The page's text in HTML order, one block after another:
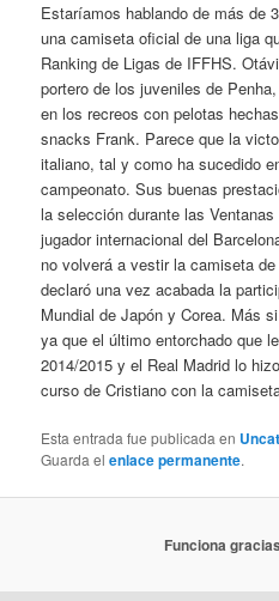
Estaríamos hablando de más de
una camiseta oficial de una liga
Ranking de Ligas de IFFHS.
portero de los juveniles de
en los recreos con pelotas
snacks Frank. Parece que la
italiano, tal y como ha sucedido
campeonato. Sus buenas
la selección durante las
jugador internacional del
no volverá a vestir la camiseta
declaró una vez acabada la
Mundial de Japón y Corea. Más
ya que el último entorchado que
2014/2015 y el Real Madrid lo
curso de Cristiano con la
Esta entrada fue publicada en
Guarda elenlace permanente.
Funciona